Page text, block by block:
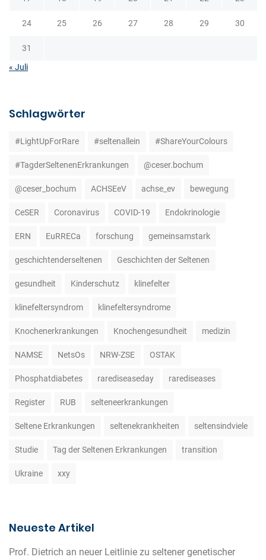
24 25 26 27 28 29 30
31
« Juli
Schlagwörter
#LightUpForRare #seltenallein #ShareYourColours
#TagderSeltenenErkrankungen @ceser.bochum
@ceser_bochum ACHSEeV achse_ev bewegung
CeSER Coronavirus COVID-19 Endokrinologie
ERN EuRRECa forschung gemeinsamstark
geschichtenderseltenen Geschichten der Seltenen
gesundheit Kinderschutz klinefelter
klinefeltersyndrom klinefeltersyndrome
Knochenerkrankungen Knochengesundheit medizin
NAMSE NetsOs NRW-ZSE OSTAK
Phosphatdiabetes rarediseaseday rarediseases
Register RUB selteneerkrankungen
Seltene Erkrankungen seltenekrankheiten seltensindviele
Studie Tag der Seltenen Erkrankungen transition
Ukraine xxy
Neueste Artikel
Prof. Dietrich an neuer Leitlinie zu seltener genetischer